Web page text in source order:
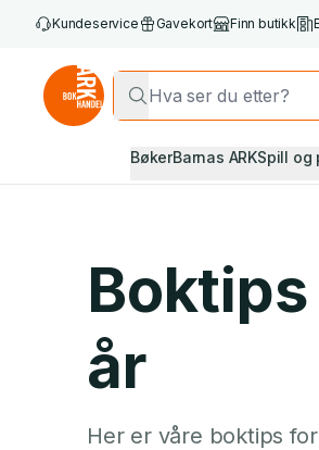
Kundeservice Gavekort Finn butikk
BøkerBarnas ARKSpill og
år
Her er våre boktips